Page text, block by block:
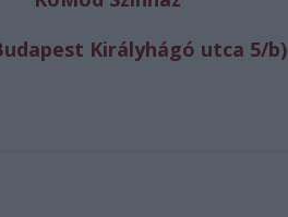
Királyhágó utca 5/b)